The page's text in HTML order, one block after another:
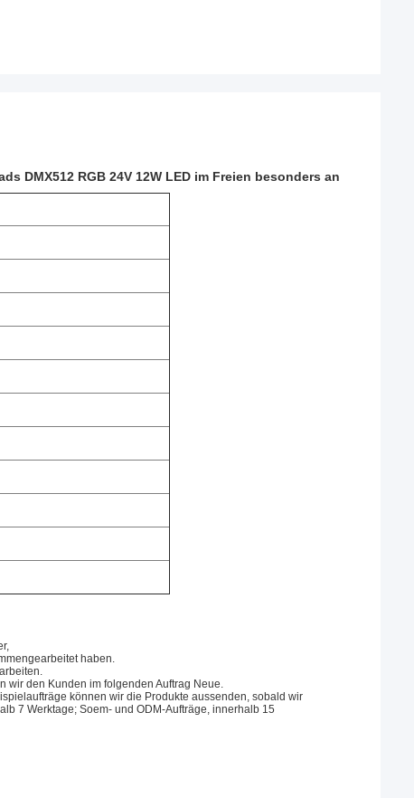
DMX512 RGB 24V 12W LED im Freien besonders an
haben.
den Kunden im folgenden Auftrag Neue.
können wir die Produkte aussenden, sobald wir
7 Werktage; Soem- und ODM-Aufträge, innerhalb 15